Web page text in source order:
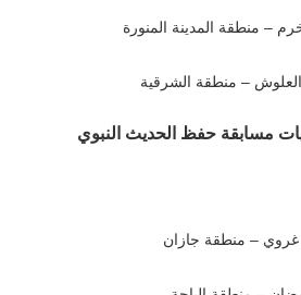
– منطقة المدينة المنورة
– منطقة الشرقية
مسابقة حفظ الحديث النبوي
غروي – منطقة جازان